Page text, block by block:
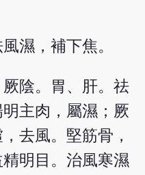
濕，補下焦。
陰。胃、肝。祛
主肉，屬濕；厥
去風。堅筋骨，
明目。治風寒濕